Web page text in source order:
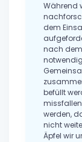
Während
dem
nach
befüllt
werden,
nicht
Äpfel wir